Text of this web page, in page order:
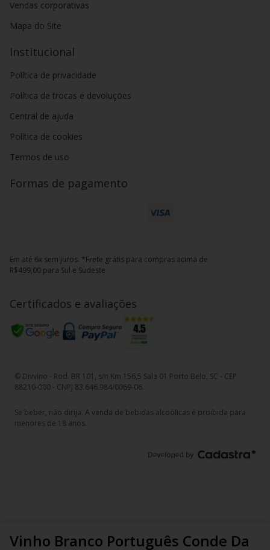
Vinho Branco Português Conde Da
Vendas corporativas
Mapa do Site
Institucional
Política de privacidade
Política de trocas e devoluções
Central de ajuda
Política de cookies
Termos de uso
Formas de pagamento
Em até 6x sem juros. *Frete grátis para compras acima de
R$499,00 para Sul e Sudeste
Certificados e avaliações
© Divvino - Rod. BR 101, s/n Km 156,5 Sala 01 Porto Belo, SC - CEP
88210-000 - CNPJ 83.646.984/0069-06.
Se beber, não dirija. A venda de bebidas alcoólicas é proibida para
menores de 18 anos.